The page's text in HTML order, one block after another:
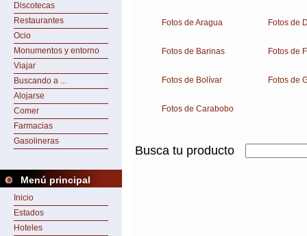
Discotecas
Restaurantes
Ocio
Monumentos y entorno
Viajar
Buscando a ...
Alojarse
Comer
Farmacias
Gasolineras
Menú principal
Inicio
Estados
Hoteles
Fotos de Aragua
Fotos de Barinas
Fotos de Bolívar
Fotos de Carabobo
Fotos de
Fotos de
Fotos de
Busca tu producto